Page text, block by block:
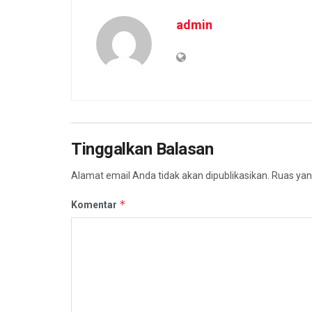
admin
Tinggalkan Balasan
Alamat email Anda tidak akan dipublikasikan. Ruas
Komentar *